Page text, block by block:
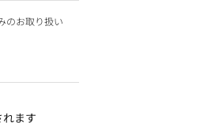
のお取り扱い
ます